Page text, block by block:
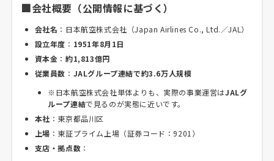
🏢会社概要（公開情報に基づく）
会社名 ：日本航空株式会社（Japan Airlines Co., Ltd.／JAL）
設立年度 ： 1951年8月1日
資本金 ：約1,813億円
従業員数 ： JALグループ連結で約3.6万人規模
※日本航空株式会社単体よりも、実際の事業運営はJALグ
ループ連結で見るのが実態に近いです。
本社 ：東京都品川区
上場 ：東証プライム上場（証券コード：9201）
支店・拠点数 ：